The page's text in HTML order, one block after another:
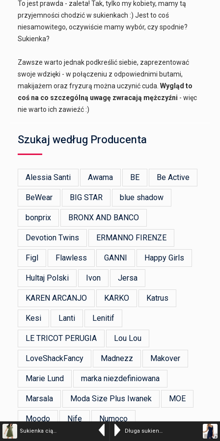
Sukienka ciążowa i do karmienia z dżerseju Długa sukienka na wesele rozkloszowana na ramiączkach granatowa
To jest prawda - zaleta! Tak, tylko my kobiety, mamy tą
przyjemności chodzić w sukienkach :) Jest to coś
niesamowitego, oczywiście mamy wybór, czy spodnie?
Sukienka?
Zawsze warto jednak podkreślić siebie, zaprezentować
swoje wdzięki - w połączeniu z odpowiednimi butami,
makijażem oraz fryzurą można uczynić cuda.Wygląd to
coś na co szczególną uwagę zwracają mężczyźni - więc
nie warto ich zawieźć :)
Szukaj według Producenta
Alessia Santi Awama BE Be Active
BeWear BIG STAR blue shadow
bonprix BRONX AND BANCO
Devotion Twins ERMANNO FIRENZE
Figl Flawless GANNI Happy Girls
Hultaj Polski Ivon Jersa
KAREN ARCANJO KARKO Katrus
Kesi Lanti Lenitif
LE TRICOT PERUGIA Lou Lou
LoveShackFancy Madnezz Makover
Marie Lund marka niezdefiniowana
Marsala Moda Size Plus Iwanek MOE
Moodo Nife Numoco
Souza